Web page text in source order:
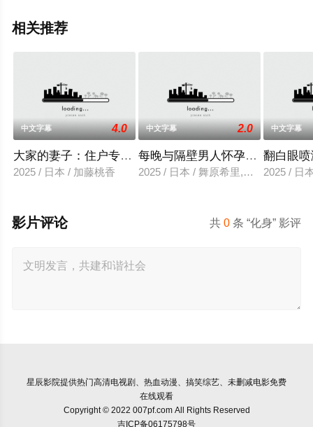
相关推荐
中文字幕 4.0
大家的妻子：住户专用洞口
2025 / 日本 / 加藤桃香
中文字幕 2.0
每晚与隔壁男人怀孕性爱
2025 / 日本 / 舞原希里,佐川金二
中文字幕
翻白眼
2025 / 日
共0 条 “化身” 影评
影片评论
星辰影院提供热门高清电视剧、热血动漫、搞笑综艺、未删减电影免费
在线观看
Copyright © 2022 007pf.com All Rights Reserved
吉ICP备06175798号